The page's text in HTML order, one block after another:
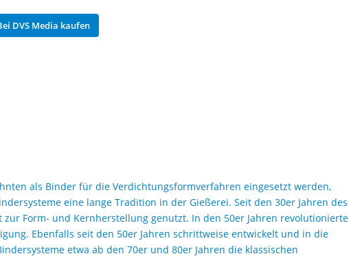
DVS Media kaufen
als Binder für die Verdichtungsformverfahren eingesetzt werden,
eine lange Tradition in der Gießerei. Seit den 30er Jahren des
Form- und Kernherstellung genutzt. In den 50er Jahren revolutionierte
Ebenfalls seit den 50er Jahren schrittweise entwickelt und in die
etwa ab den 70er und 80er Jahren die klassischen